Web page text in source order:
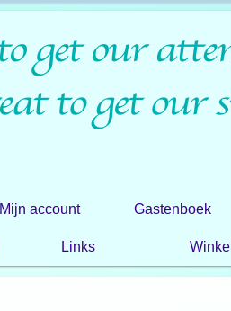
Mijn account Gastenboek
Links Winkel